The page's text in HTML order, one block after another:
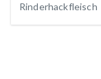
Rinderhackfleisch